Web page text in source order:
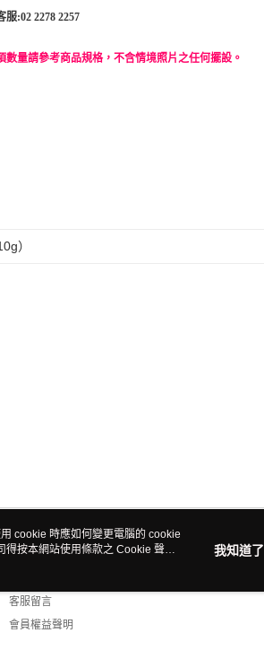
:02 2278 2257
量請參考商品規格，不含情境照片之任何擺設。
）
客服資訊
客服留言
會員權益聲明
cookie 時應如何變更電腦的 cookie
得按本網站使用條款之 Cookie 聲明
我知道了